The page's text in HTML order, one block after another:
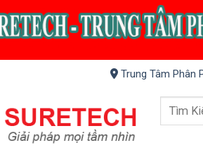
Trung Tâm Phân
Tìm